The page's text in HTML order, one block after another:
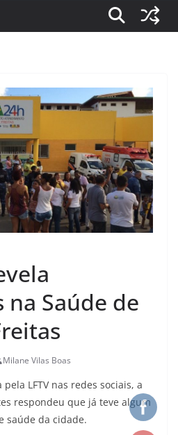
Saúde de
Milane Vilas Boas
LFTV nas redes sociais, a
respondeu que já teve algum
saúde da cidade.